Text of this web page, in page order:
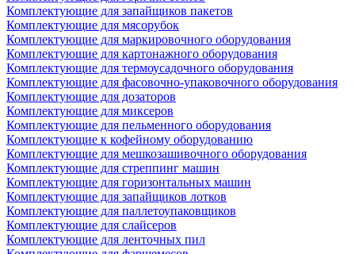
Комплектующие для запайщиков пакетов
Комплектующие для мясорубок
Комплектующие для маркировочного оборудования
Комплектующие для картонажного оборудования
Комплектующие для термоусадочного оборудования
Комплектующие для фасовочно-упаковочного оборудования
Комплектующие для дозаторов
Комплектующие для миксеров
Комплектующие для пельменного оборудования
Комплектующие к кофейному оборудованию
Комплектующие для мешкозашивочного оборудования
Комплектующие для стреппинг машин
Комплектующие для горизонтальных машин
Комплектующие для запайщиков лотков
Комплектующие для паллетоупаковщиков
Комплектующие для слайсеров
Комплектующие для ленточных пил